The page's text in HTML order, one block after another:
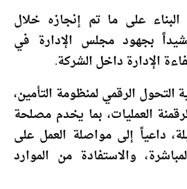
على ما تم إنجازه خلال
بجهود مجلس الإدارة في
الإدارة داخل الشركة.
التحول الرقمي لمنظومة التأمين،
العمليات، بما يخدم مصلحة
داعياً إلى مواصلة العمل على
والاستفادة من الموارد